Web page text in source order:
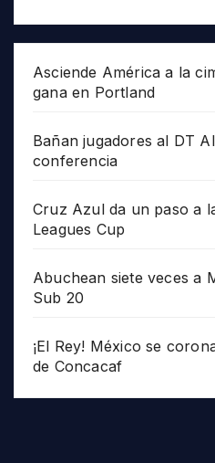
Asciende América a la
gana en Portland
Bañan jugadores al DT
conferencia
Cruz Azul da un paso a
Leagues Cup
Abuchean siete veces a
Sub 20
¡El Rey! México se
de Concacaf